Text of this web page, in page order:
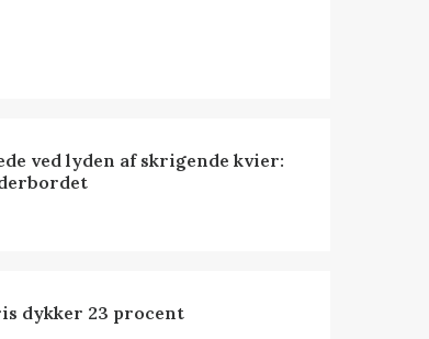
ved lyden af skrigende kvier:
dykker 23 procent